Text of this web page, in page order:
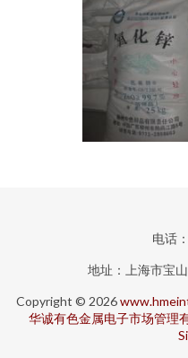
电话
地址：上海市宝
Copyright © 2026
华诚有色金属电子市场管理